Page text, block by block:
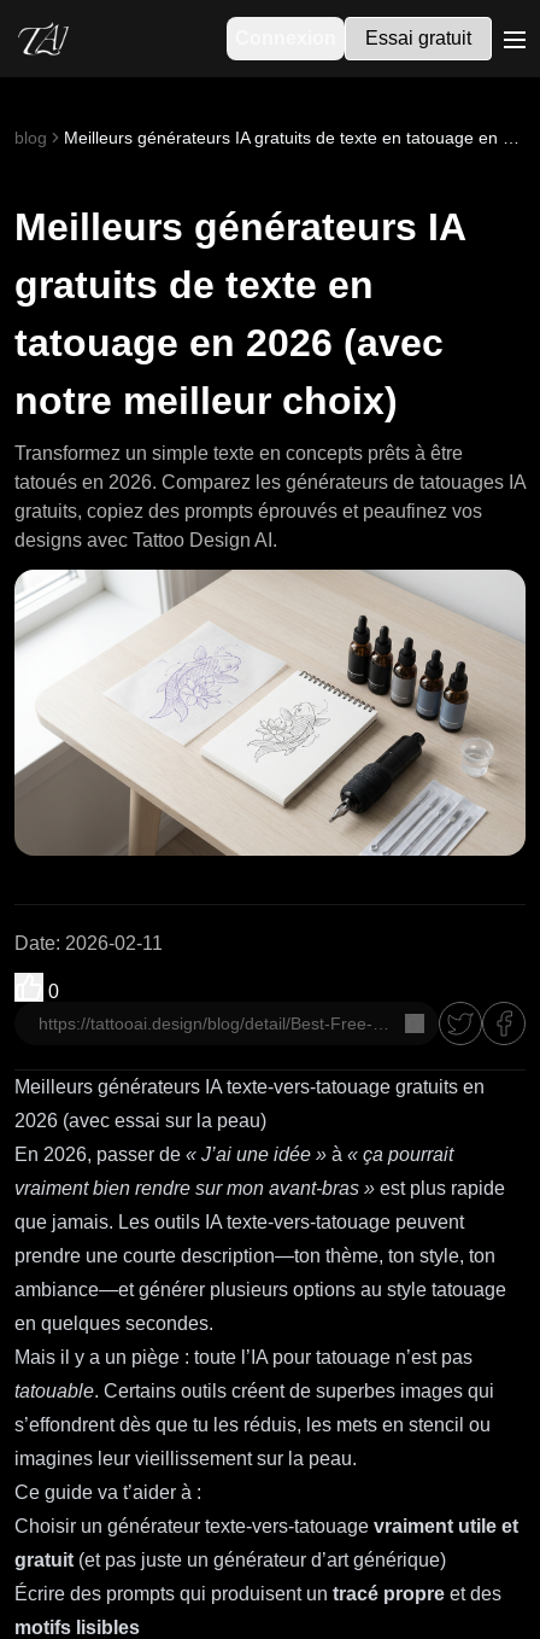
Essai gratuit
blog
Meilleurs générateurs IA
gratuits de texte en
tatouage en 2026 (avec
notre meilleur choix)
Transformez un simple texte en concepts prêts à être
tatoués en 2026. Comparez les générateurs de tatouages IA
gratuits, copiez des prompts éprouvés et peaufinez vos
designs avec Tattoo Design AI.
Date: 2026-02-11
0
copier
Meilleurs générateurs IA texte‑vers‑tatouage gratuits en
2026 (avec essai sur la peau)
En 2026, passer de « J’ai une idée » à « ça pourrait
vraiment bien rendre sur mon avant‑bras » est plus rapide
que jamais. Les outils IA texte‑vers‑tatouage peuvent
prendre une courte description—ton thème, ton style, ton
ambiance—et générer plusieurs options au style tatouage
en quelques secondes.
Mais il y a un piège : toute l’IA pour tatouage n’est pas
tatouable. Certains outils créent de superbes images qui
s’effondrent dès que tu les réduis, les mets en stencil ou
imagines leur vieillissement sur la peau.
Ce guide va t’aider à :
Choisir un générateur texte‑vers‑tatouage vraiment utile et
gratuit (et pas juste un générateur d’art générique)
Écrire des prompts qui produisent un tracé propre et des
motifs lisibles